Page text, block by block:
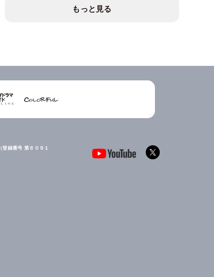
もっと見る
録番号 第６０９１